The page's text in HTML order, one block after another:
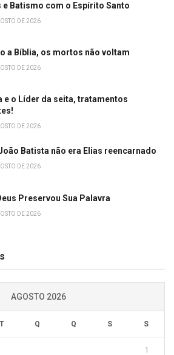
e Batismo com o Espírito Santo
DE 2026
a Bíblia, os mortos não voltam
DE 2026
e o Líder da seita, tratamentos
DE 2026
Batista não era Elias reencarnado
DE 2026
Preservou Sua Palavra
DE 2026
AGOSTO 2026
T Q Q S S
1